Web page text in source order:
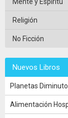
Religión
No Ficción
Nuevos Libros
Planetas
Alimentación